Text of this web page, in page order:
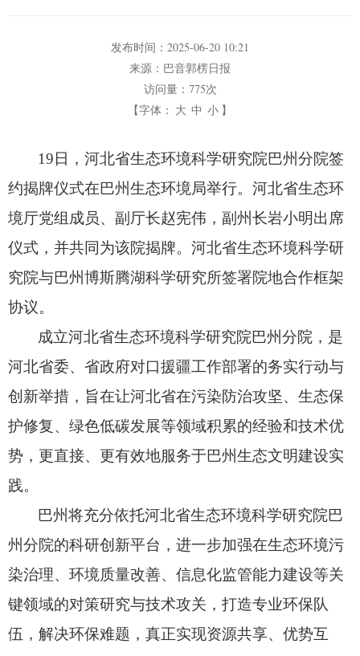
发布时间： 2025-06-20 10:21
来源： 巴音郭楞日报
访问量： 775次
【字体： 大 中 小 】
19日，河北省生态环境科学研究院巴州分院签
约揭牌仪式在巴州生态环境局举行。 河北省生态环
境厅党组成员、 副厅长赵宪伟， 副州长岩小明出席
仪式， 并共同为该院揭牌。 河北省生态环境科学研
究院与巴州博斯腾湖科学研究所签署院地合作框架
协议。
成立河北省生态环境科学研究院巴州分院， 是
河北省委、 省政府对口援疆工作部署的务实行动与
创新举措， 旨在让河北省在污染防治攻坚、 生态保
护修复、 绿色低碳发展等领域积累的经验和技术优
势， 更直接、 更有效地服务于巴州生态文明建设实
践。
巴州将充分依托河北省生态环境科学研究院巴
州分院的科研创新平台， 进一步加强在生态环境污
染治理、 环境质量改善、 信息化监管能力建设等关
键领域的对策研究与技术攻关， 打造专业环保队
伍， 解决环保难题， 真正实现资源共享、 优势互